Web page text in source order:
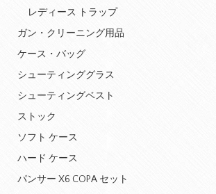
レディース トラップ
ガン・クリーニング用品
ケース・バッグ
シューティンググラス
シューティングベスト
ストック
ソフト ケース
ハード ケース
パンサー X6 COPA セット